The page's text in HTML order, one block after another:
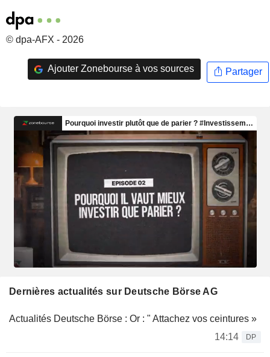
© dpa-AFX - 2026
Ajouter Zonebourse à vos sources Partager
Dernières actualités sur Deutsche Börse AG
Actualités Deutsche Börse : Or : " Attachez vos ceintures »
14:14
DP